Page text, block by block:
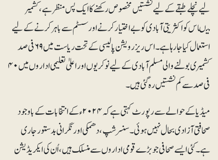
لیے نچلے طبقے کے لیے نشستیں مخصوص رکھنے کا ایک پس منظرہے، کشمیر
میںاس کو اکثریتی آبادی کو بے اختیار کرنے اور سسٹم سے باہر کرنے کے لیے
استعمال کیا جارہا ہے۔ اس ریزرویشن پالیسی کے تحت ریاست میں ۶۹فی صد
کشمیری بولنے والی مسلم آبادی کے لیے نوکریوں اور اعلیٰ تعلیمی اداروں میں ۴۰
فی صد سے کم نشستیں رہ گئی ہیں۔
میڈیا کے حوالے سے رپورٹ کہتی ہے کہ ۲۰۲۴ء کے انتخابات کے باوجود
صحافتی آزادی بحال نہیں ہوئی۔ سنسرشپ، دھمکی اور نگرانی بدستور جاری
ہے۔کئی ایسے صحافی جو بڑے قومی اداروں سے منسلک ہیں، اُن کی ایکریڈیشن